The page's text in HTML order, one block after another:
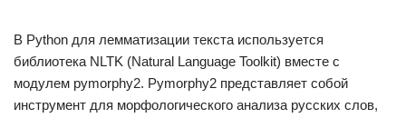
В Python для лемматизации текста используется
библиотека NLTK (Natural Language Toolkit) вместе с
модулем pymorphy2. Pymorphy2 представляет собой
инструмент для морфологического анализа русских слов,